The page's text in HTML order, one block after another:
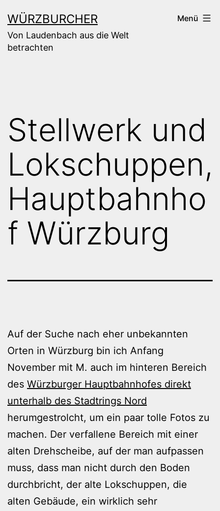
Inhalt
springen
WÜRZBURCHER
Von Laudenbach aus die Welt
betrachten
Menü
Stellwerk und
Lokschuppen,
Hauptbahnho
f Würzburg
Auf der Suche nach eher unbekannten
Orten in Würzburg bin ich Anfang
November mit M. auch im hinteren Bereich
des Würzburger Hauptbahnhofes direkt
unterhalb des Stadtrings Nord
herumgestrolcht, um ein paar tolle Fotos zu
machen. Der verfallene Bereich mit einer
alten Drehscheibe, auf der man aufpassen
muss, dass man nicht durch den Boden
durchbricht, der alte Lokschuppen, die
alten Gebäude, ein wirklich sehr